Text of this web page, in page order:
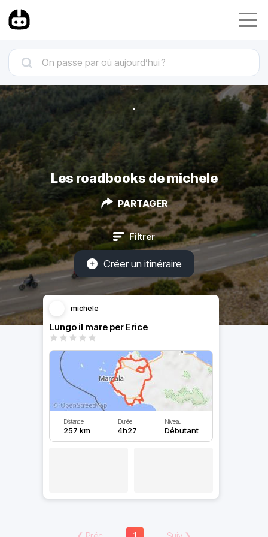
Les roadbooks de michele
PARTAGER
Filtrer
Créer un itinéraire
michele
Lungo il mare per Erice
Distance
257 km
Durée
4h27
Niveau
Débutant